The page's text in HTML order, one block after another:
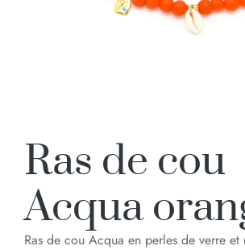
Ras de cou
Acqua
Ras de cou Acqua en perles de verre et